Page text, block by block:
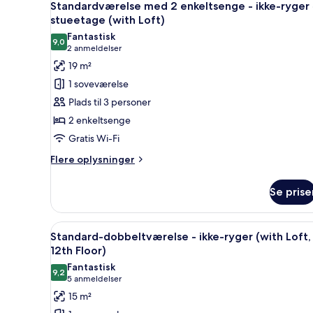
ikke-
ryger
(Hollywood)
alle
billeder
af
Standardværelse
med
2
enkeltsenge
-
ikke-
ryger
(with
Loft)
4
Standardværelse med 2 enkeltsenge - ikke-ryger
stueetage (with Loft)
9,09,0 ud af 10
Fantastisk
2 anmeldelser
(2
anmeldelser)
19 m²
1 soveværelse
Plads til 3 personer
2 enkeltsenge
Gratis Wi-Fi
Flere oplysninger
Flere
med
enkeltsenge
-
ryger
-
stueetage
(with
Se
Indlæs
alle
billeder
af
Standard-
dobbeltværelse
Et hotelværelse med en
4
Standard-dobbeltværelse - ikke-ryger (with Loft,
12th Floor)
9,29,2 ud af 10
Fantastisk
5 anmeldelser
(5
anmeldelser)
15 m²